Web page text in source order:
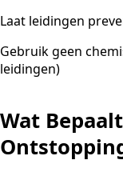
Laat leidingen
Gebruik geen
leidingen)
Wat